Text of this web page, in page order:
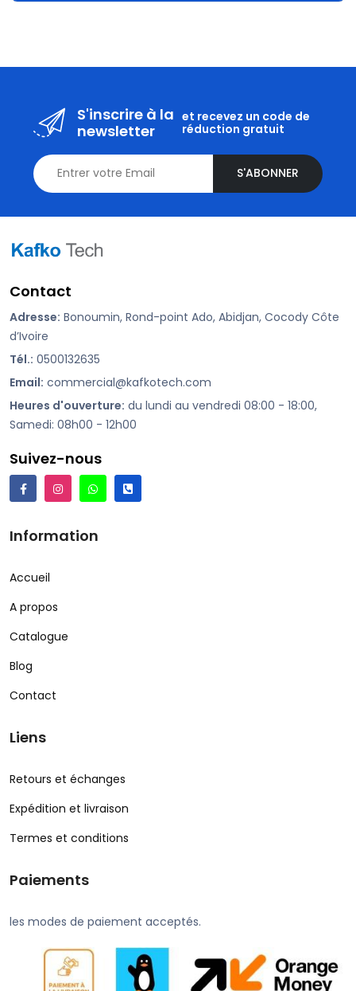
S'inscrire à la
newsletter
et recevez un code de
réduction gratuit
S'ABONNER
Contact
Adresse: Bonoumin, Rond-point Ado, Abidjan, Cocody Côte
d’Ivoire
Tél.: 0500132635
Email: commercial@kafkotech.com
Heures d'ouverture: du lundi au vendredi 08:00 - 18:00,
Samedi: 08h00 - 12h00
Suivez-nous
Information
Accueil
A propos
Catalogue
Blog
Contact
Liens
Retours et échanges
Expédition et livraison
Termes et conditions
Paiements
les modes de paiement acceptés.